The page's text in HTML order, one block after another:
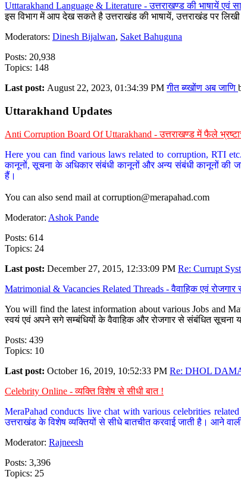
Utttarakhand Language & Literature - उत्तराखण्ड की भाषायें एवं
इस विभाग में आप देख सकते है उत्तराखंड की भाषायें, उत्तराखंड पर
Moderators: Dinesh Bijalwan, Saket Bahuguna
Posts: 20,938
Topics: 148
Last post: August 22, 2023, 01:34:39 PMगीत ब्य्खोंण अब जाणि
Uttarakhand Updates
Anti Corruption Board Of Uttarakhand - उत्तराखण्ड में फैले
Here you can find various laws related to corruption, RTI
कानूनों, सूचना के अधिकार संबंधी कानूनों और अन्य संबंधी कानूनों की
हैं।
You can also send mail at corruption@merapahad.com
Moderator: Ashok Pande
Posts: 614
Topics: 24
Last post: December 27, 2015, 12:33:09 PM Re: Currupt
Matrimonial & Vacancies Related Threads - वैवाहिक एवं रोजगार
You will find the latest information about various Jobs and
स्वयं एवं अपने सगे सम्बंधियों के वैवाहिक और रोजगार से संबंधित
Posts: 439
Topics: 10
Last post: October 16, 2019, 10:52:33 PM Re: DHOL
Celebrity Online - व्यक्ति विशेष से सीधी बात !
MeraPahad conducts live chat with various celebrities
उत्तराखंड के विशेष व्यक्तियों से सीधे बातचीत करवाई जाती है। आने
Moderator: Rajneesh
Posts: 3,396
Topics: 25